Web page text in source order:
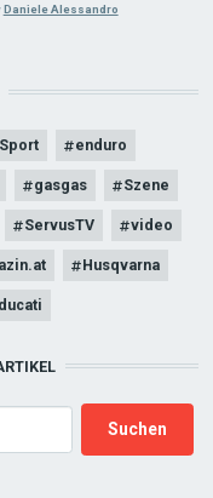
Daniele Alessandro
Sport enduro
gasgas Szene
ServusTV video
Husqvarna
ducati